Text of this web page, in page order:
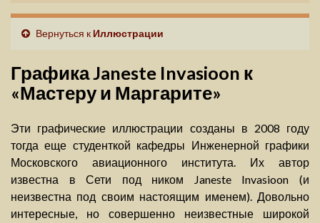
Вернуться к Иллюстрации
Графика Janeste Invasioon к
«Мастеру и Маргарите»
Эти графические иллюстрации созданы в 2008 году
тогда еще студенткой кафедры Инженерной графики
Московского авиационного института. Их автор
известна в Сети под ником Janeste Invasioon (и
неизвестна под своим настоящим именем). Довольно
интересные, но совершенно неизвестные широкой